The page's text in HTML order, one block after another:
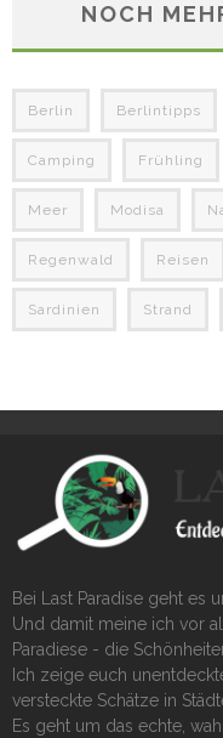
NOCH
Berlin Berlintipps
Camping Frühling
Meer Modisa
Regenwald Reisen
Sardinien Strand
Bei Last Paradise geht es
Und damit meine ich vor
Paradiese - die
Ich zeige euch
versteckte Schätze in
Es geht um das echte,